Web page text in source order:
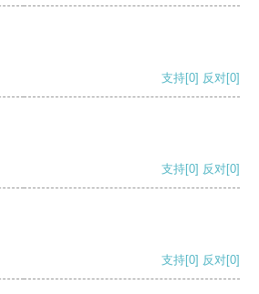
支持[0] 反对[0]
支持[0] 反对[0]
支持[0] 反对[0]